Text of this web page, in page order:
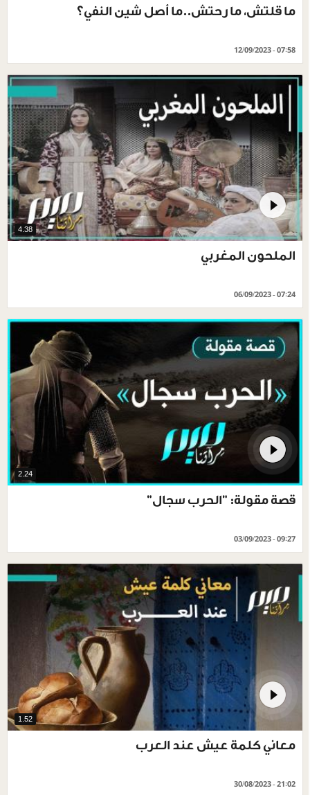
ما قلتش، ما رحتش..ما أصل شين النفي؟
12/09/2023 - 07:58
4.38
الملحون المغربي
06/09/2023 - 07:24
2.24
قصة مقولة: "الحرب سجال"
03/09/2023 - 09:27
1.52
معاني كلمة عيش عند العرب
30/08/2023 - 21:02